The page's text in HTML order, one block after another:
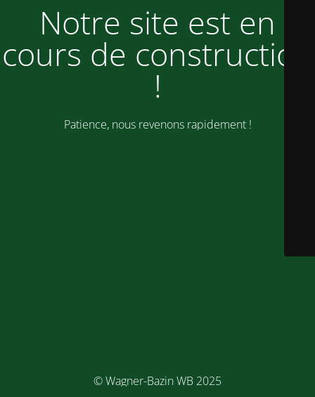
Notre site est en
cours de construction
!
Patience, nous revenons rapidement !
© Wagner-Bazin WB 2025